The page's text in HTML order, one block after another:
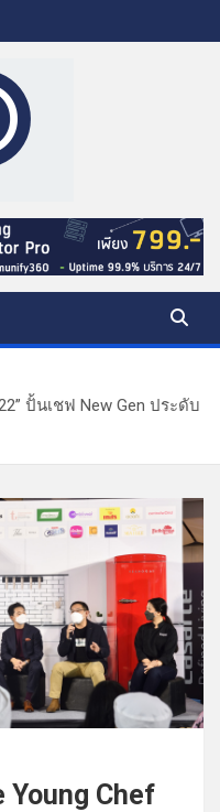
ปั้นเชฟ New Gen ประดับ
Young Chef